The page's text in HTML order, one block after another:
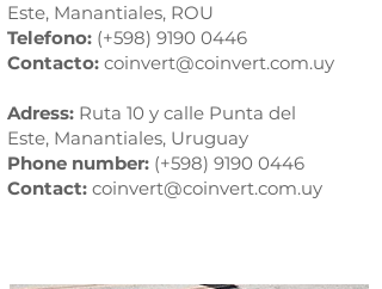
Este, Manantiales, ROU
Telefono: (+598) 9190 0446
Contacto: coinvert@coinvert.com.uy
Adress: Ruta 10 y calle Punta del
Este, Manantiales, Uruguay
Phone number: (+598) 9190 0446
Contact: coinvert@coinvert.com.uy